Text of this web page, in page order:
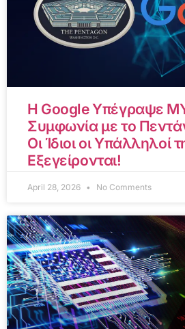
Η Google Υπέγραψε
Συμφωνία με το
Οι Ίδιοι οι Υπάλληλοί
Εξεγείρονται!
April 28, 2026 No Comments